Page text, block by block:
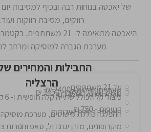
של יאכטה בנוחות רבה ובכיף למסיבות
רווקים, מסיבת רווקות ועוד.
היאכטה מתאימה ל- 21
מערכת הגברה למוסיקה ומרחב
החבילות והמחירים
הרצליה
עד 21 משתתפים
שעתיים הפלגה - 2400 ₪
שלוש שעות הפלגה - 3450 ₪
שעה הפלגה - 1450 ₪
חטיפים - 750 ₪
היאכטה כוללת שירותים
ההפלגה כוללת קישוטים, מערכת
מיקרופונים, מזרן ים גדול, סאפ